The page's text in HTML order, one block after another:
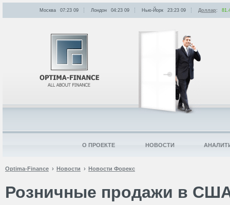
Optima-Finance Новости Новости Форекс
Розничные продажи в
Москва 07:23 09 Лондон 04:23 09 Нью-Йорк 23:23 09 Доллар:
О ПРОЕКТЕ НОВОСТИ